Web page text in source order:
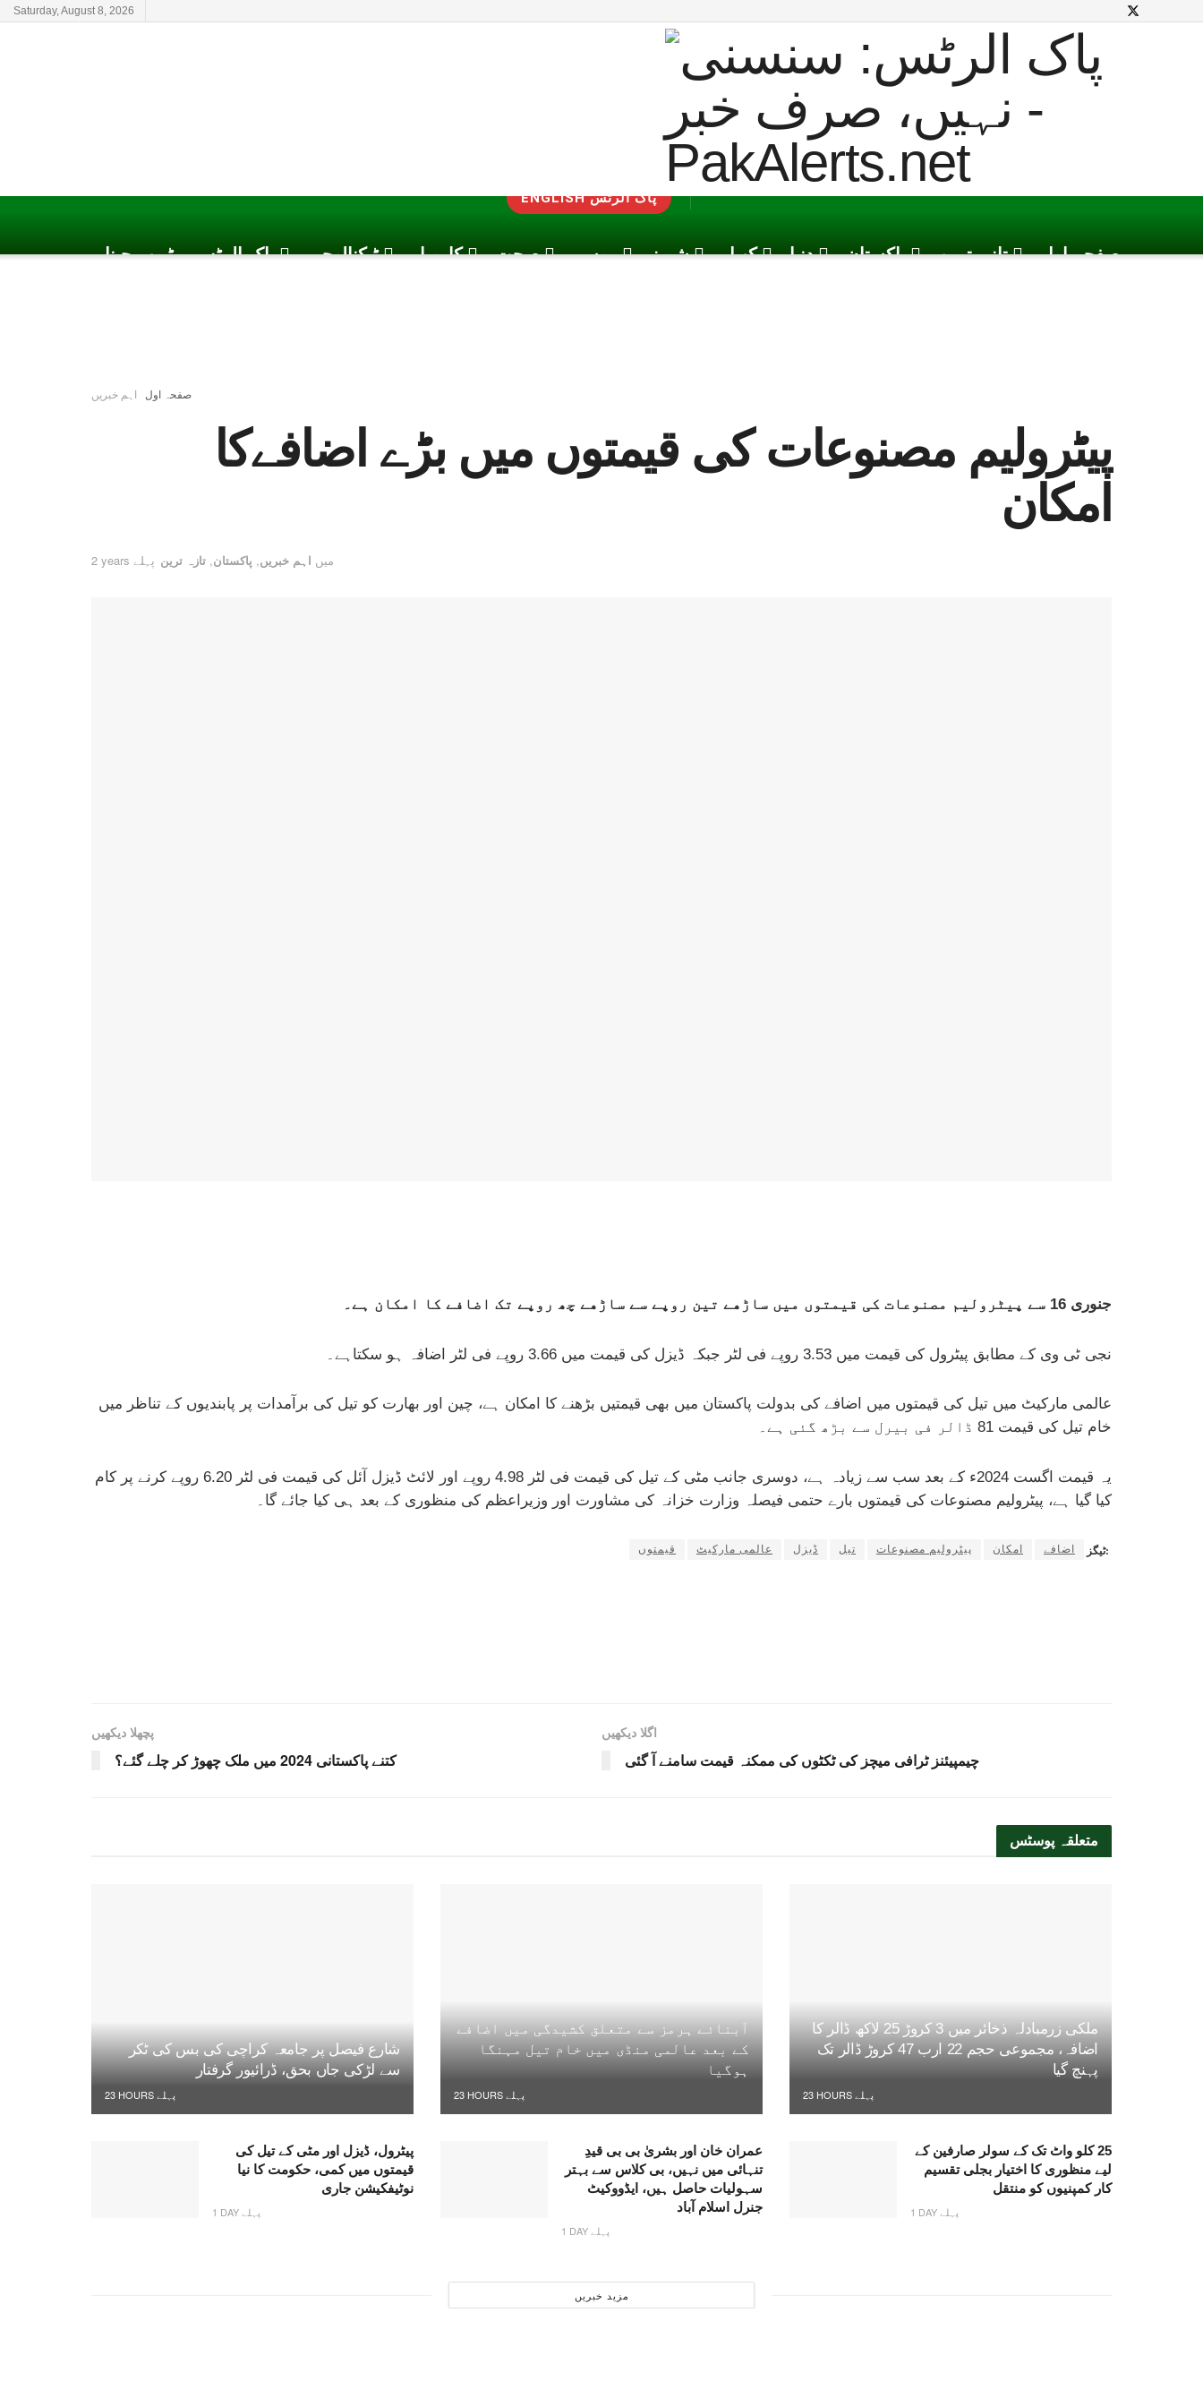
Saturday, August 8, 2026
ENGLISH پاک الرٹس
پاک الرٹس یوٹیوب چینل ٹیکنالوجی کاروبار صحت موسم شوبز کھیل دنیا پاکستان تازہ ترین صفحہ اول
صفحہ اول اہم خبریں
پیٹرولیم مصنوعات کی قیمتوں میں بڑے اضافےکا
امکان
2 years پہلے میں اہم خبریں, پاکستان, تازہ ترین
جنوری 16 سے پیٹرولیم مصنوعات کی قیمتوں میں ساڑھے تین روپے سے ساڑھے چھ روپے تک اضافے کا امکان ہے۔
نجی ٹی وی کے مطابق پیٹرول کی قیمت میں 3.53 روپے فی لٹر جبکہ ڈیزل کی قیمت میں 3.66 روپے فی لٹر اضافہ ہو سکتاہے۔
عالمی مارکیٹ میں تیل کی قیمتوں میں اضافے کی بدولت پاکستان میں بھی قیمتیں بڑھنے کا امکان ہے، چین اور بھارت کو تیل کی برآمدات پر پابندیوں کے تناظر میں
خام تیل کی قیمت 81 ڈالر فی بیرل سے بڑھ گئی ہے۔
یہ قیمت اگست 2024ء کے بعد سب سے زیادہ ہے، دوسری جانب مٹی کے تیل کی قیمت فی لٹر 4.98 روپے اور لائٹ ڈیزل آئل کی قیمت فی لٹر 6.20 روپے کرنے پر کام
کیا گیا ہے، پیٹرولیم مصنوعات کی قیمتوں بارے حتمی فیصلہ وزارت خزانہ کی مشاورت اور وزیراعظم کی منظوری کے بعد ہی کیا جائے گا۔
ٹیگز: اضافے امکان پیٹرولیم مصنوعات تیل ڈیزل عالمی مارکیٹ قیمتوں
پچھلا دیکھیں
کتنے پاکستانی 2024 میں ملک چھوڑ کر چلے گئے؟
اگلا دیکھیں
چیمپیئنز ٹرافی میچز کی ٹکٹوں کی ممکنہ قیمت سامنے آ گئی
متعلقہ پوسٹس
ملکی زرمبادلہ ذخائر میں 3 کروڑ 25 لاکھ ڈالر کا
اضافہ، مجموعی حجم 22 ارب 47 کروڑ ڈالر تک
پہنچ گیا
23 HOURS پہلے
آبنائے ہرمز سے متعلق کشیدگی میں اضافے
کے بعد عالمی منڈی میں خام تیل مہنگا
ہوگیا
23 HOURS پہلے
شارع فیصل پر جامعہ کراچی کی بس کی ٹکر
سے لڑکی جاں بحق، ڈرائیور گرفتار
23 HOURS پہلے
25 کلو واٹ تک کے سولر صارفین کے
لیے منظوری کا اختیار بجلی تقسیم
کار کمپنیوں کو منتقل
1 DAY پہلے
عمران خان اور بشریٰ بی بی قیدِ
تنہائی میں نہیں، بی کلاس سے بہتر
سہولیات حاصل ہیں، ایڈووکیٹ
جنرل اسلام آباد
1 DAY پہلے
پیٹرول، ڈیزل اور مٹی کے تیل کی
قیمتوں میں کمی، حکومت کا نیا
نوٹیفکیشن جاری
1 DAY پہلے
مزید خبریں